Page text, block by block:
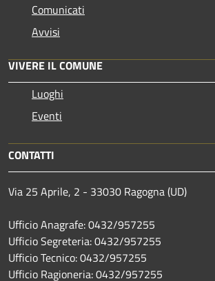
Comunicati
Avvisi
VIVERE IL COMUNE
Luoghi
Eventi
CONTATTI
Via 25 Aprile, 2 - 33030 Ragogna (UD)
Ufficio Anagrafe: 0432/957255
Ufficio Segreteria: 0432/957255
Ufficio Tecnico: 0432/957255
Ufficio Ragioneria: 0432/957255